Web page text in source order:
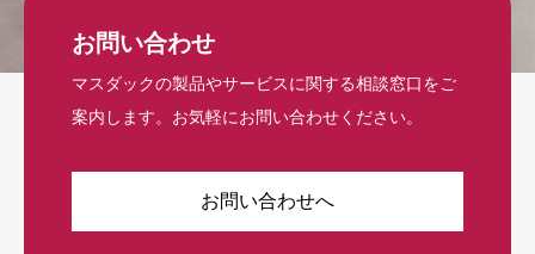
お問い合わせ
マスダックの製品やサービスに関する相談窓口をご
案内します。お気軽にお問い合わせください。
お問い合わせへ